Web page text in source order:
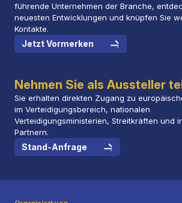
führende Unternehmen der Branche,
neuesten Entwicklungen und knüpfen Sie
Kontakte.
Jetzt Vormerken
Nehmen Sie als Aussteller
Sie erhalten direkten Zugang zu
im Verteidigungsbereich, nationalen
Verteidigungsministerien, Streitkräften und
Partnern.
Stand-Anfrage